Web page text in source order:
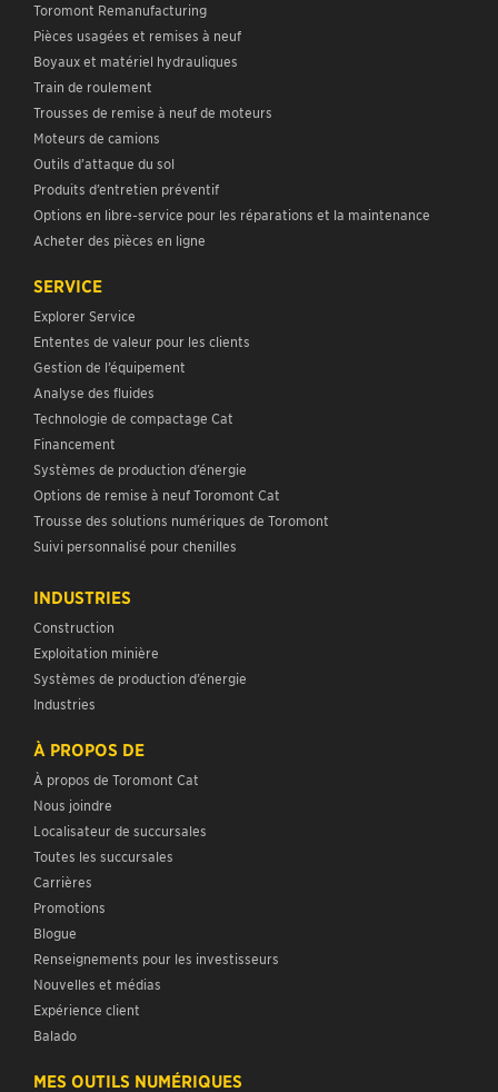
Toromont Remanufacturing
Pièces usagées et remises à neuf
Boyaux et matériel hydrauliques
Train de roulement
Trousses de remise à neuf de moteurs
Moteurs de camions
Outils d’attaque du sol
Produits d’entretien préventif
Options en libre-service pour les réparations et la maintenance
Acheter des pièces en ligne
SERVICE
Explorer Service
Ententes de valeur pour les clients
Gestion de l’équipement
Analyse des fluides
Technologie de compactage Cat
Financement
Systèmes de production d’énergie
Options de remise à neuf Toromont Cat
Trousse des solutions numériques de Toromont
Suivi personnalisé pour chenilles
INDUSTRIES
Construction
Exploitation minière
Systèmes de production d’énergie
Industries
À PROPOS DE
À propos de Toromont Cat
Nous joindre
Localisateur de succursales
Toutes les succursales
Carrières
Promotions
Blogue
Renseignements pour les investisseurs
Nouvelles et médias
Expérience client
Balado
MES OUTILS NUMÉRIQUES